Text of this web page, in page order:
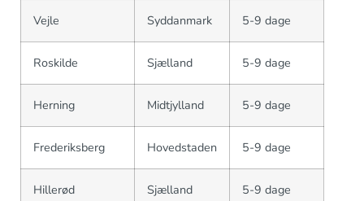
Vejle Syddanmark 5-9 dage
Roskilde Sjælland 5-9 dage
Herning Midtjylland 5-9 dage
Frederiksberg Hovedstaden 5-9 dage
Hillerød Sjælland 5-9 dage